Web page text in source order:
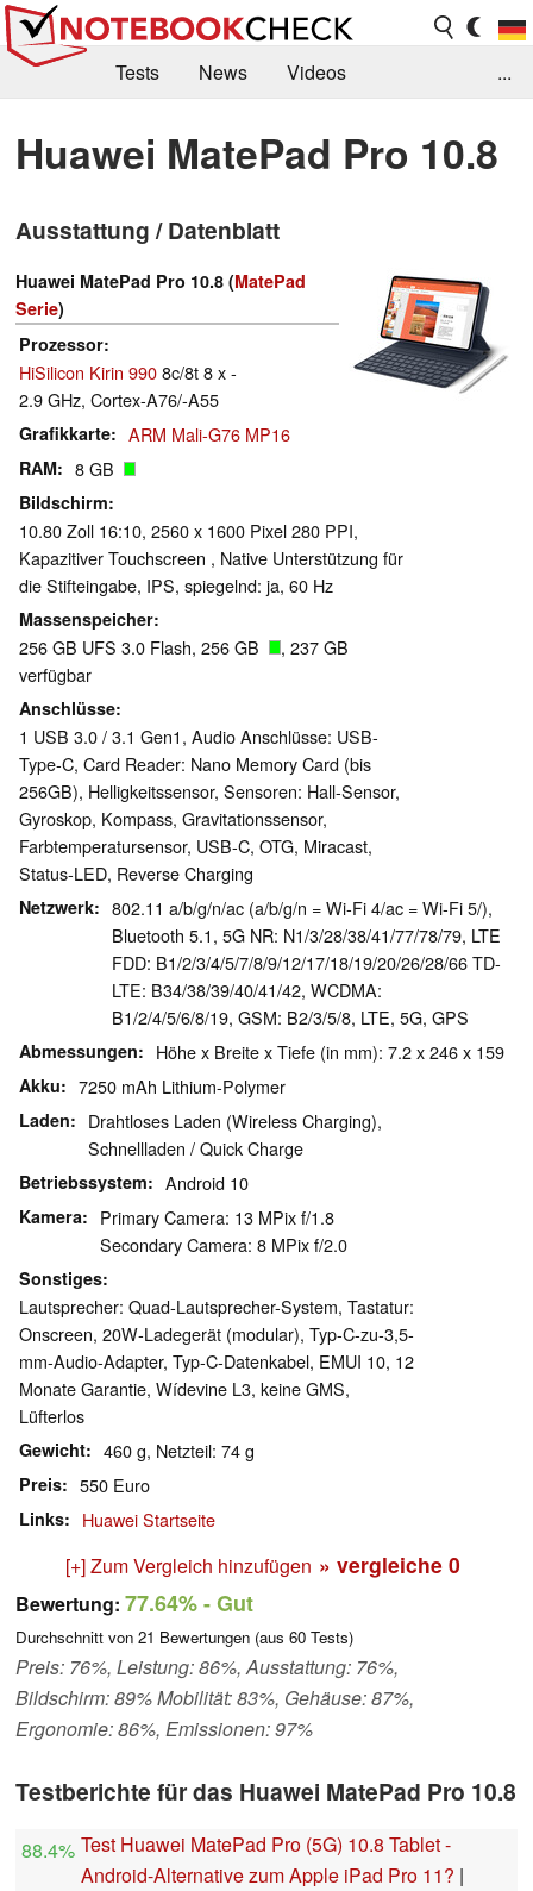
Tests News
Videos
Kaufberatung
Deals Suche
Jobs
Forum
...
Huawei MatePad Pro 10.8
Ausstattung / Datenblatt
Huawei MatePad Pro 10.8 (MatePad
Serie)
Prozessor
HiSilicon Kirin 9908c/8t 8 x -
2.9 GHz, Cortex-A76/-A55
Grafikkarte ARM Mali-G76 MP16
RAM 8 GB
Bildschirm
10.80 Zoll 16:10, 2560 x 1600 Pixel 280 PPI,
Kapazitiver Touchscreen , Native Unterstützung für
die Stifteingabe, IPS, spiegelnd: ja, 60 Hz
Massenspeicher
256 GB UFS 3.0 Flash, 256 GB
, 237 GB
verfügbar
Anschlüsse
1 USB 3.0 / 3.1 Gen1, Audio Anschlüsse: USB-
Type-C, Card Reader: Nano Memory Card (bis
256GB), Helligkeitssensor, Sensoren: Hall-Sensor,
Gyroskop, Kompass, Gravitationssensor,
Farbtemperatursensor, USB-C, OTG, Miracast,
Status-LED, Reverse Charging
Netzwerk
802.11 a/b/g/n/ac (a/b/g/n = Wi-Fi 4/ac = Wi-Fi 5/),
Bluetooth 5.1, 5G NR: N1/3/28/38/41/77/78/79, LTE
FDD: B1/2/3/4/5/7/8/9/12/17/18/19/20/26/28/66 TD-
LTE: B34/38/39/40/41/42, WCDMA:
B1/2/4/5/6/8/19, GSM: B2/3/5/8, LTE, 5G, GPS
Abmessungen Höhe x Breite x Tiefe (in mm): 7.2 x 246 x 159
Akku 7250 mAh Lithium-Polymer
Laden
Drahtloses Laden (Wireless Charging),
Schnellladen / Quick Charge
Betriebssystem Android 10
Kamera
Primary Camera: 13 MPix f/1.8
Secondary Camera: 8 MPix f/2.0
Sonstiges
Lautsprecher: Quad-Lautsprecher-System, Tastatur:
Onscreen, 20W-Ladegerät (modular), Typ-C-zu-3,5-
mm-Audio-Adapter, Typ-C-Datenkabel, EMUI 10, 12
Monate Garantie, Wídevine L3, keine GMS,
Lüfterlos
Gewicht 460 g, Netzteil: 74 g
Preis 550 Euro
Links Huawei Startseite
[+] Zum Vergleich hinzufügen » vergleiche 0
Bewertung: 77.64%- Gut
Durchschnitt von 21 Bewertungen (aus 60 Tests)
Preis: 76%, Leistung: 86%, Ausstattung: 76%,
Bildschirm: 89% Mobilität: 83%, Gehäuse: 87%,
Ergonomie: 86%, Emissionen: 97%
Testberichte für das Huawei MatePad Pro 10.8
88.4% Test Huawei MatePad Pro (5G) 10.8 Tablet -
Android-Alternative zum Apple iPad Pro 11? |